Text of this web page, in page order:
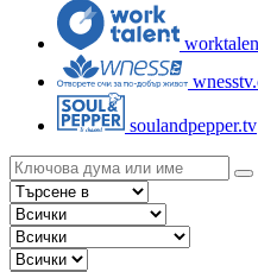
soulandpepper.tv